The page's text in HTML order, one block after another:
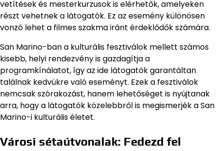
vetítések és mesterkurzusok is elérhetők, amelyeken
részt vehetnek a látogatók. Ez az esemény különösen
vonzó lehet a filmes szakma iránt érdeklődők számára.
San Marino-ban a kulturális fesztiválok mellett számos
kisebb, helyi rendezvény is gazdagítja a
programkínálatot, így az ide látogatók garantáltan
találnak kedvükre való eseményt. Ezek a fesztiválok
nemcsak szórakozást, hanem lehetőséget is nyújtanak
arra, hogy a látogatók közelebbről is megismerjék a San
Marino-i kulturális életet.
Városi sétaútvonalak: Fedezd fel